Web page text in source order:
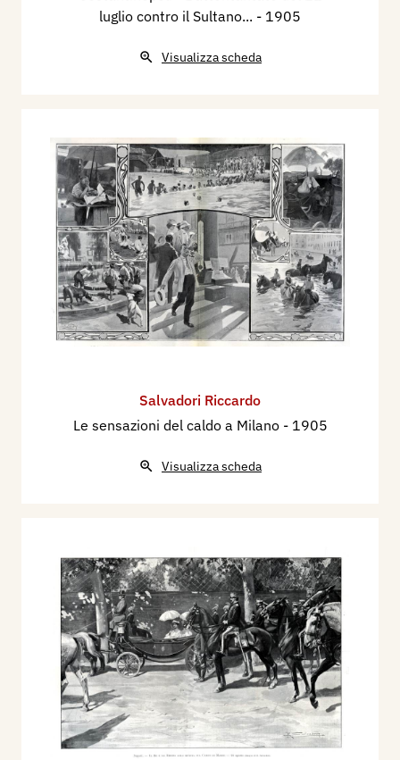
luglio contro il Sultano... - 1905
Visualizza scheda
Salvadori Riccardo
Le sensazioni del caldo a Milano - 1905
Visualizza scheda